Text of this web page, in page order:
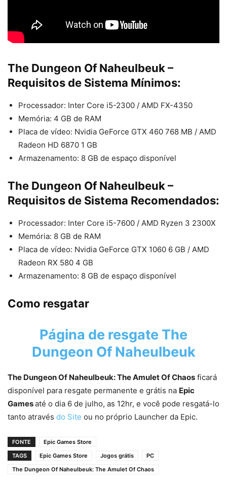
The Dungeon Of Naheulbeuk –
Requisitos de Sistema Mínimos:
Processador: Inter Core i5-2300 / AMD FX-4350
Memória: 4 GB de RAM
Placa de vídeo: Nvidia GeForce GTX 460 768 MB / AMD
Radeon HD 6870 1 GB
Armazenamento: 8 GB de espaço disponível
The Dungeon Of Naheulbeuk–
Requisitos de Sistema Recomendados:
Processador: Inter Core i5-7600 / AMD Ryzen 3 2300X
Memória: 8 GB de RAM
Placa de vídeo: Nvidia GeForce GTX 1060 6 GB / AMD
Radeon RX 580 4 GB
Armazenamento: 8 GB de espaço disponível
Como resgatar
Página de resgate The
Dungeon Of Naheulbeuk
The Dungeon Of Naheulbeuk: The Amulet Of Chaos ficará
disponível para resgate permanente e grátis na Epic
Gamesaté o dia 6 de julho, as 12hr, e você pode resgatá-lo
tanto através do Site ou no próprio Launcher da Epic.
FONTE
Epic Games Store
TAGS
Epic Games Store Jogos grátis
PC
The Dungeon Of Naheulbeuk: The Amulet Of Chaos